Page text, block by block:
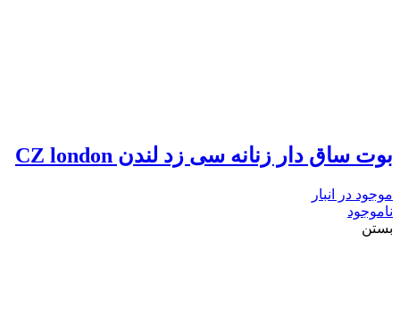
بوت ساق دار زنانه سی زد لندن CZ london
موجود در انبار
ناموجود
بستن